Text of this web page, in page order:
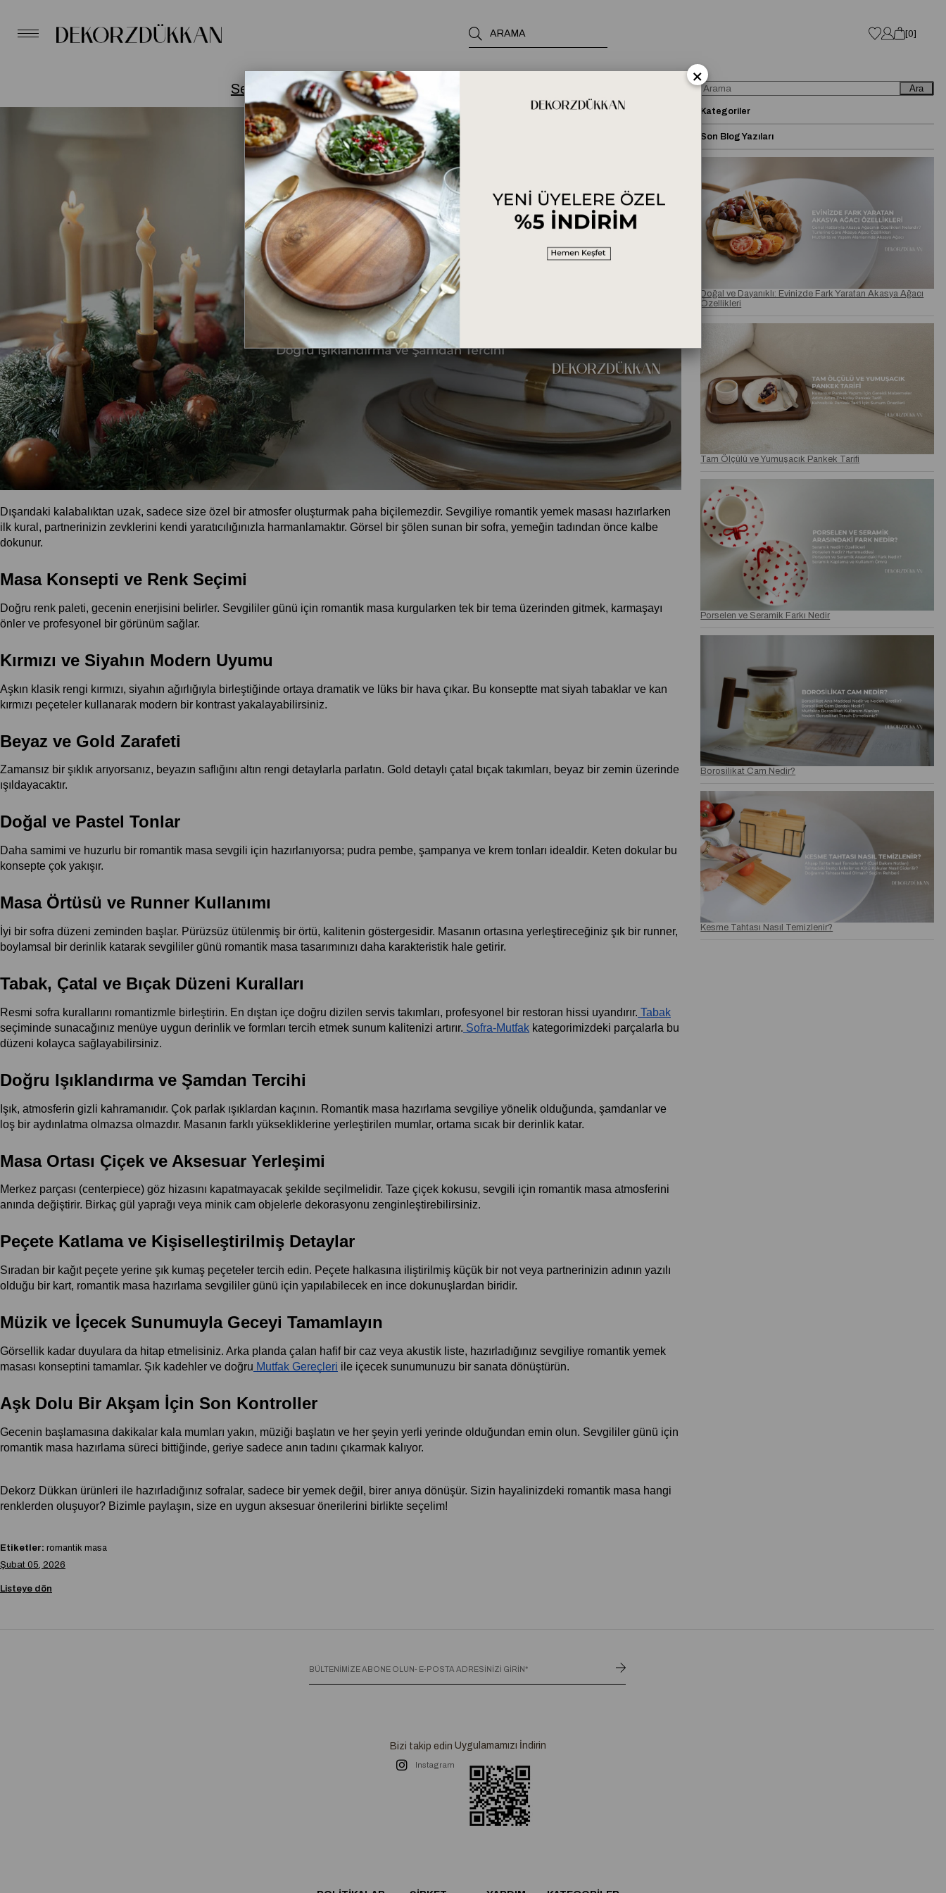
0
Sevgililer Günü için Romantik Masa
Dışarıdaki kalabalıktan uzak, sadece size özel bir atmosfer oluşturmak paha biçilemezdir. Sevgiliye romantik yemek masası hazırlarken
ilk kural, partnerinizin zevklerini kendi yaratıcılığınızla harmanlamaktır. Görsel bir şölen sunan bir sofra, yemeğin tadından önce kalbe
dokunur.
Masa Konsepti ve Renk Seçimi
Doğru renk paleti, gecenin enerjisini belirler. Sevgililer günü için romantik masa kurgularken tek bir tema üzerinden gitmek, karmaşayı
önler ve profesyonel bir görünüm sağlar.
Kırmızı ve Siyahın Modern Uyumu
Aşkın klasik rengi kırmızı, siyahın ağırlığıyla birleştiğinde ortaya dramatik ve lüks bir hava çıkar. Bu konseptte mat siyah tabaklar ve kan
kırmızı peçeteler kullanarak modern bir kontrast yakalayabilirsiniz.
Beyaz ve Gold Zarafeti
Zamansız bir şıklık arıyorsanız, beyazın saflığını altın rengi detaylarla parlatın. Gold detaylı çatal bıçak takımları, beyaz bir zemin üzerinde
ışıldayacaktır.
Doğal ve Pastel Tonlar
Daha samimi ve huzurlu bir romantik masa sevgili için hazırlanıyorsa; pudra pembe, şampanya ve krem tonları idealdir. Keten dokular bu
konsepte çok yakışır.
Masa Örtüsü ve Runner Kullanımı
İyi bir sofra düzeni zeminden başlar. Pürüzsüz ütülenmiş bir örtü, kalitenin göstergesidir. Masanın ortasına yerleştireceğiniz şık bir runner,
boylamsal bir derinlik katarak sevgililer günü romantik masa tasarımınızı daha karakteristik hale getirir.
Tabak, Çatal ve Bıçak Düzeni Kuralları
Resmi sofra kurallarını romantizmle birleştirin. En dıştan içe doğru dizilen servis takımları, profesyonel bir restoran hissi uyandırır. Tabak
seçiminde sunacağınız menüye uygun derinlik ve formları tercih etmek sunum kalitenizi artırır. Sofra-Mutfak kategorimizdeki parçalarla bu
düzeni kolayca sağlayabilirsiniz.
Doğru Işıklandırma ve Şamdan Tercihi
Işık, atmosferin gizli kahramanıdır. Çok parlak ışıklardan kaçının. Romantik masa hazırlama sevgiliye yönelik olduğunda, şamdanlar ve
loş bir aydınlatma olmazsa olmazdır. Masanın farklı yüksekliklerine yerleştirilen mumlar, ortama sıcak bir derinlik katar.
Masa Ortası Çiçek ve Aksesuar Yerleşimi
Merkez parçası (centerpiece) göz hizasını kapatmayacak şekilde seçilmelidir. Taze çiçek kokusu, sevgili için romantik masa atmosferini
anında değiştirir. Birkaç gül yaprağı veya minik cam objelerle dekorasyonu zenginleştirebilirsiniz.
Peçete Katlama ve Kişiselleştirilmiş Detaylar
Sıradan bir kağıt peçete yerine şık kumaş peçeteler tercih edin. Peçete halkasına iliştirilmiş küçük bir not veya partnerinizin adının yazılı
olduğu bir kart, romantik masa hazırlama sevgililer günü için yapılabilecek en ince dokunuşlardan biridir.
Müzik ve İçecek Sunumuyla Geceyi Tamamlayın
Görsellik kadar duyulara da hitap etmelisiniz. Arka planda çalan hafif bir caz veya akustik liste, hazırladığınız sevgiliye romantik yemek
masası konseptini tamamlar. Şık kadehler ve doğru Mutfak Gereçleri ile içecek sunumunuzu bir sanata dönüştürün.
Aşk Dolu Bir Akşam İçin Son Kontroller
Gecenin başlamasına dakikalar kala mumları yakın, müziği başlatın ve her şeyin yerli yerinde olduğundan emin olun. Sevgililer günü için
romantik masa hazırlama süreci bittiğinde, geriye sadece anın tadını çıkarmak kalıyor.
Dekorz Dükkan ürünleri ile hazırladığınız sofralar, sadece bir yemek değil, birer anıya dönüşür. Sizin hayalinizdeki romantik masa hangi
renklerden oluşuyor? Bizimle paylaşın, size en uygun aksesuar önerilerini birlikte seçelim!
Etiketler: romantik masa
Şubat 05, 2026
Listeye dön
Ara
Kategoriler
Son Blog Yazıları
Doğal ve Dayanıklı: Evinizde Fark Yaratan Akasya Ağacı
Özellikleri
Tam Ölçülü ve Yumuşacık Pankek Tarifi
Porselen ve Seramik Farkı Nedir
Borosilikat Cam Nedir?
Kesme Tahtası Nasıl Temizlenir?
Bizi takip edin
Instagram
Uygulamamızı İndirin
×